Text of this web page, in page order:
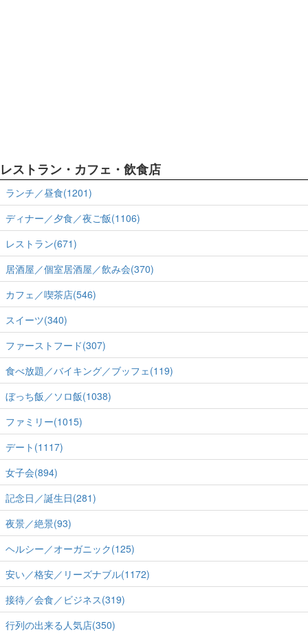
レストラン・カフェ・飲食店
ランチ／昼食(1201)
ディナー／夕食／夜ご飯(1106)
レストラン(671)
居酒屋／個室居酒屋／飲み会(370)
カフェ／喫茶店(546)
スイーツ(340)
ファーストフード(307)
食べ放題／バイキング／ブッフェ(119)
ぼっち飯／ソロ飯(1038)
ファミリー(1015)
デート(1117)
女子会(894)
記念日／誕生日(281)
夜景／絶景(93)
ヘルシー／オーガニック(125)
安い／格安／リーズナブル(1172)
接待／会食／ビジネス(319)
行列の出来る人気店(350)